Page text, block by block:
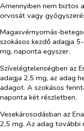
Amennyiben nem biztos
orvosát vagy
Magasvérnyomás-
szokásos kezdő adagja
mg, naponta egyszer.
Szívelégtelenségben az
adagja 2,5 mg, az adag
adagot. A szokásos
naponta két részletben.
Vesekárosodásban az
2,5 mg. Az adag további